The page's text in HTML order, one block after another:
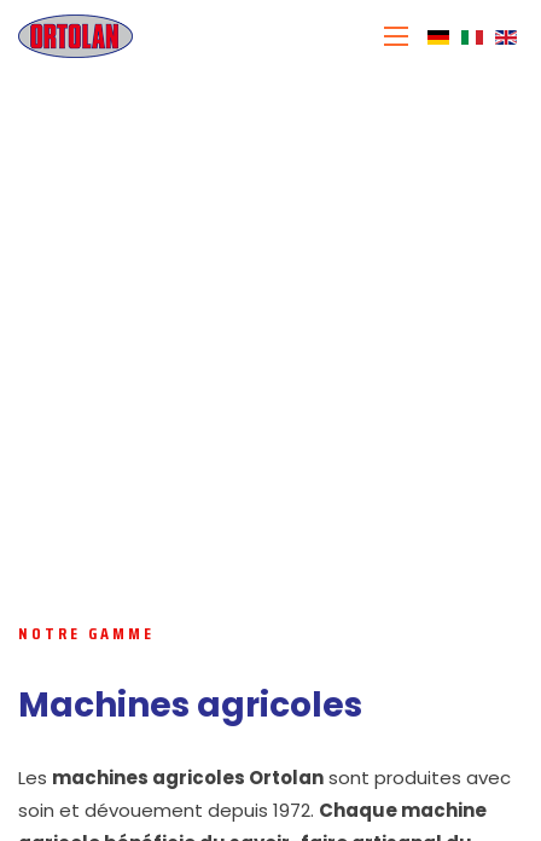
NOTRE GAMME
Machines agricoles
Les machines agricoles Ortolansont produites avec
soin et dévouement depuis 1972. Chaque machine